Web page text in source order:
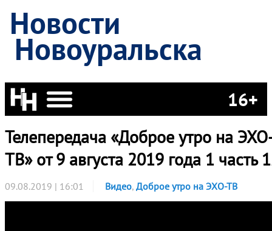
Новости
Новоуральска
16+
Телепередача «Доброе утро на
ТВ» от 9 августа 2019 года 1 часть
09.08.2019 | 16:01 Видео, Доброе утро на ЭХО-ТВ